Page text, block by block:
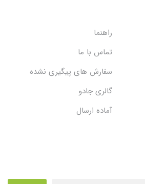
راهنما
تماس با ما
سفارش های پیگیری نشده
گالری جادو
آماده ارسال